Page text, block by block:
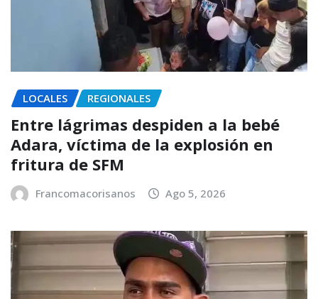
LOCALES REGIONALES
Entre lágrimas despiden a la bebé
Adara, víctima de la explosión en
fritura de SFM
Francomacorisanos Ago 5, 2026